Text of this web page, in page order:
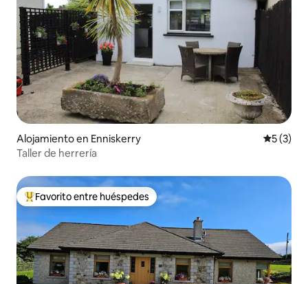
Alojamiento en Enniskerry
5 (3)
Taller de herrería
Favorito entre huéspedes preferido
Favorito entre huéspedes